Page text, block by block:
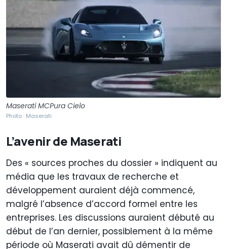
Maserati MCPura Cielo
Photo : Maserati
L’avenir de Maserati
Des « sources proches du dossier » indiquent au
média que les travaux de recherche et
développement auraient déjà commencé,
malgré l’absence d’accord formel entre les
entreprises. Les discussions auraient débuté au
début de l’an dernier, possiblement à la même
période où Maserati avait dû démentir de